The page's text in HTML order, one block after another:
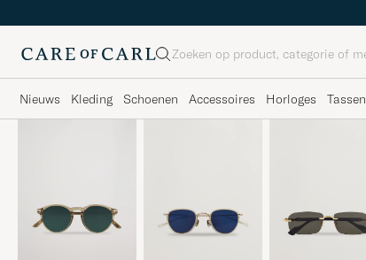
Zoeken
Nieuws Kleding Schoenen Accessoires Horloges Tassen